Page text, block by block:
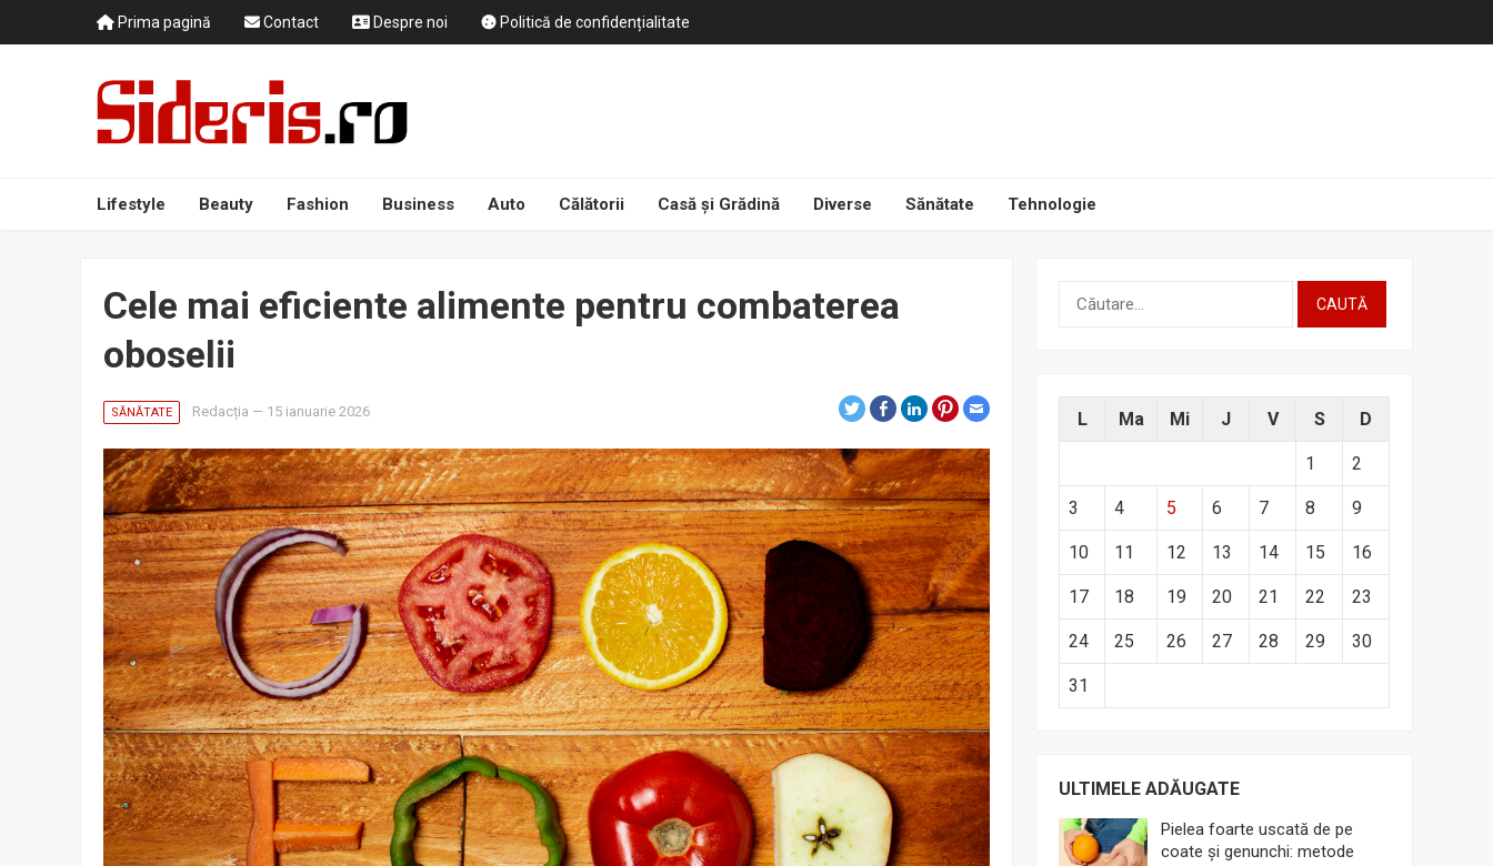
Prima pagină Contact Despre noi Politică de confidențialitate
Lifestyle Beauty Fashion Business Auto Călătorii Casă și Grădină Diverse Sănătate Tehnologie
Cele mai eficiente alimente pentru combaterea
oboselii
SĂNĂTATE Redacția — 15 ianuarie 2026
Caută
L Ma Mi J V S D
1 2
3 4 5 6 7 8 9
10 11 12 13 14 15 16
17 18 19 20 21 22 23
24 25 26 27 28 29 30
31
ULTIMELE ADĂUGATE
Pielea foarte uscată de pe
coate și genunchi: metode